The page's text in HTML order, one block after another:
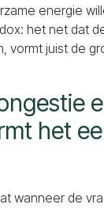
energie
het net dat
vormt juist de
het
wanneer de